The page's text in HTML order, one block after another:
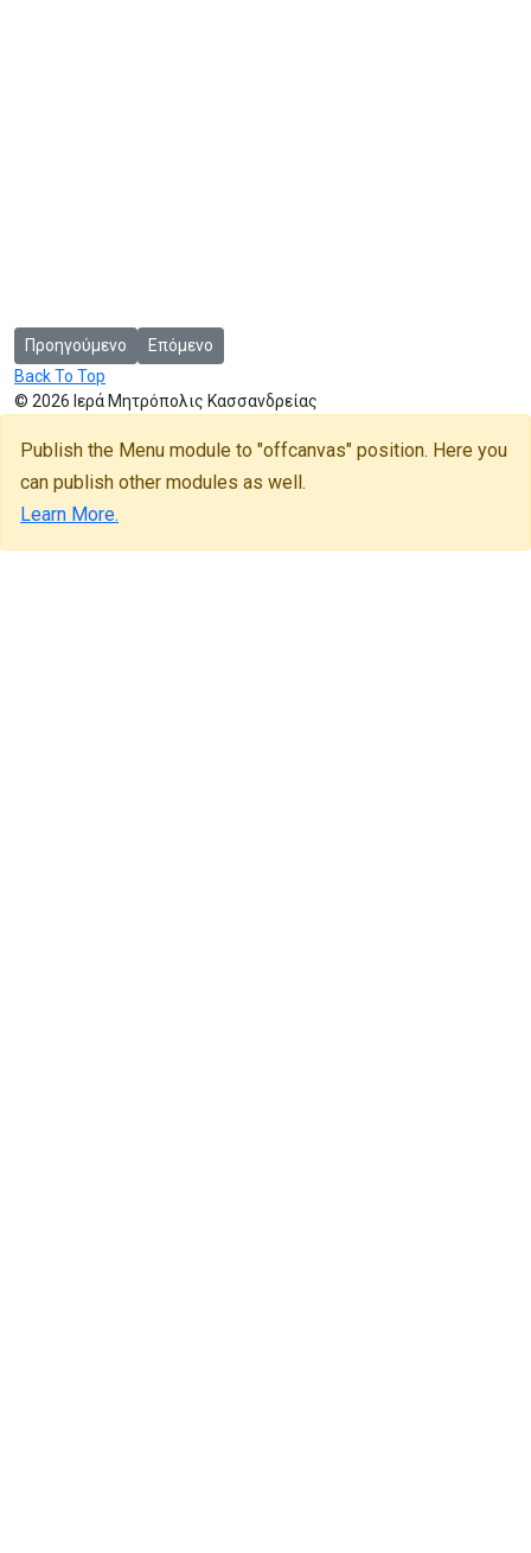
Προηγούμενο άρθρο: Ανακοίνωση λειτουργίας Γραφείων της
Προηγούμενο Επόμενο άρθρο: Επιμνημόσυνη Δέηση
Επόμενο
Back To Top
© 2026 Ιερά Μητρόπολις Κασσανδρείας
Publish the Menu module to "offcanvas" position. Here you
can publish other modules as well.
Learn More.